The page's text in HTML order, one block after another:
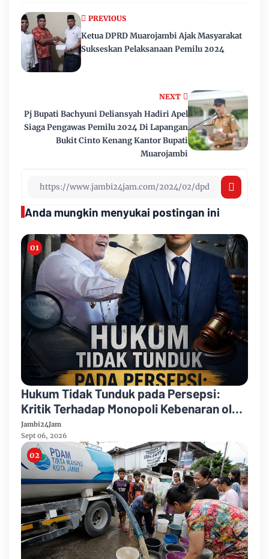
NEXT
Pj Bupati Bachyuni Deliansyah Hadiri Apel
Siaga Pengawas Pemilu 2024 Di Lapangan
Bukit Cinto Kenang Kantor Bupati
Muarojambi
PREVIOUS
Ketua DPRD Muarojambi Ajak Masyarakat
Sukseskan Pelaksanaan Pemilu 2024
Anda mungkin menyukai postingan ini
Hukum Tidak Tunduk pada Persepsi:
Kritik Terhadap Monopoli Kebenaran oleh
Media dan Aktivis
Jambi24Jam
Sept 06, 2026